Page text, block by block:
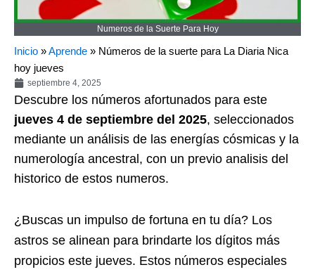
Numeros de la Suerte Para Hoy
Inicio »Aprende » Números de la suerte para La Diaria Nica
hoy jueves
septiembre 4, 2025
Descubre los números afortunados para este
jueves 4 de septiembre del 2025, seleccionados
mediante un análisis de las energías cósmicas y la
numerología ancestral, con un previo analisis del
historico de estos numeros.
¿Buscas un impulso de fortuna en tu día? Los
astros se alinean para brindarte los dígitos más
propicios este jueves. Estos números especiales